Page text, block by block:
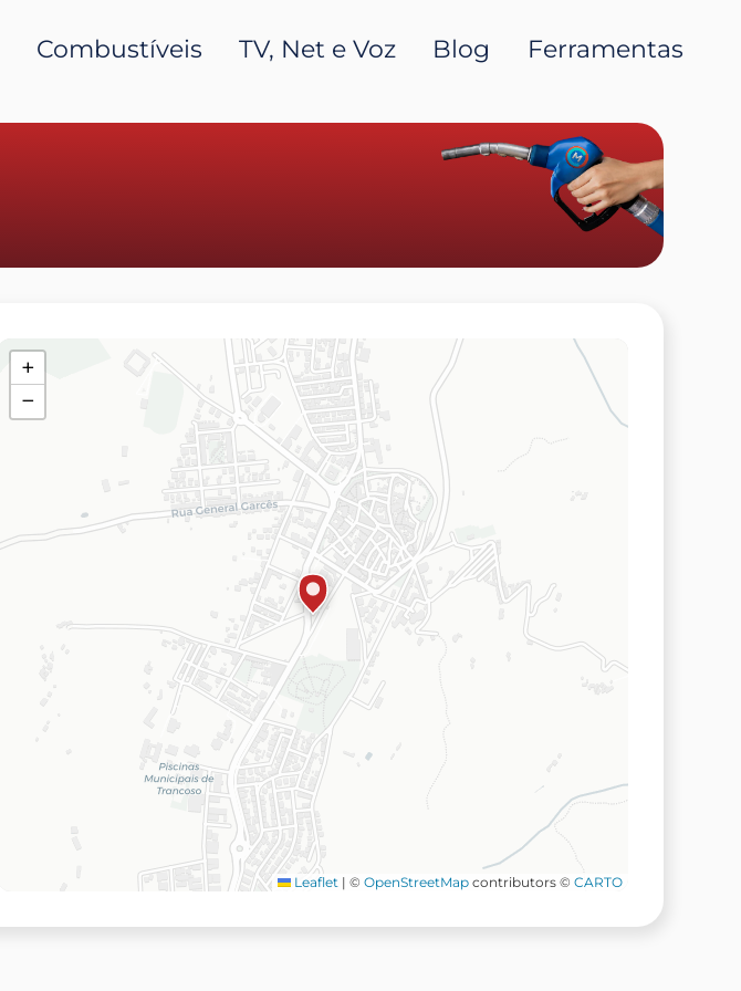
Combustíveis TV, Net e Voz Blog Ferramentas
+
−
Leaflet | © OpenStreetMap contributors © CARTO